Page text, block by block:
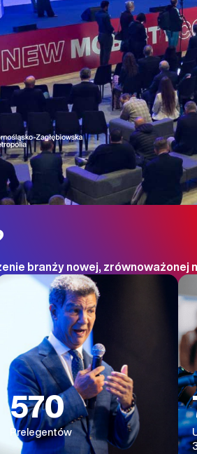
branży nowej, zrównoważonej
570
Prelegentów